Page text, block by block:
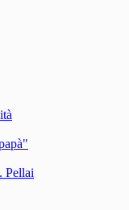
Pellai